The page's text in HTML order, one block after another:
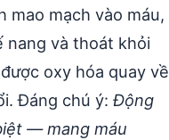
mao mạch vào máu,
nang và thoát khỏi
oxy hóa quay về
Đáng chú ý: Động
— mang máu